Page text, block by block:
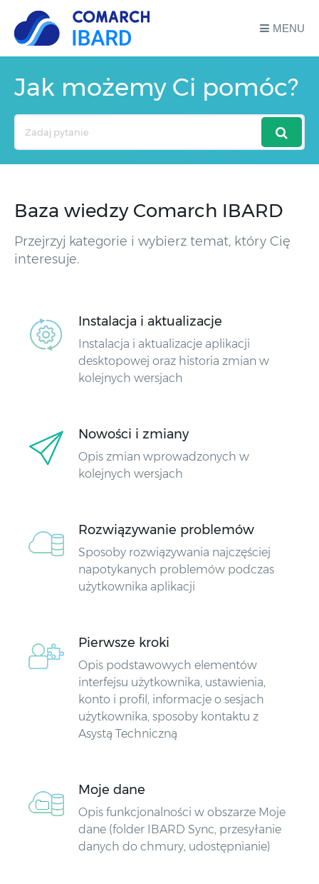
MENU
Jak możemy Ci pomóc?
Baza wiedzy Comarch IBARD
Przejrzyj kategorie i wybierz temat, który Cię
interesuje.
Instalacja i aktualizacje
Instalacja i aktualizacje aplikacji
desktopowej oraz historia zmian w
kolejnych wersjach
Nowości i zmiany
Opis zmian wprowadzonych w
kolejnych wersjach
Rozwiązywanie problemów
Sposoby rozwiązywania najczęściej
napotykanych problemów podczas
użytkownika aplikacji
Pierwsze kroki
Opis podstawowych elementów
interfejsu użytkownika, ustawienia,
konto i profil, informacje o sesjach
użytkownika, sposoby kontaktu z
Asystą Techniczną
Moje dane
Opis funkcjonalności w obszarze Moje
dane (folder IBARD Sync, przesyłanie
danych do chmury, udostępnianie)